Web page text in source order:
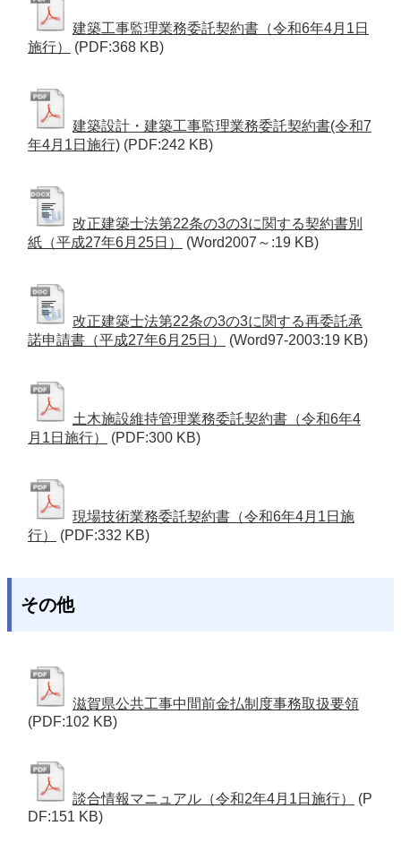
建築工事監理業務委託契約書（令和6年4月1日
施行）
(PDF:368 KB)
建築設計・建築工事監理業務委託契約書(令和7
年4月1日施行) (PDF:242 KB)
改正建築士法第22条の3の3に関する契約書別
紙（平成27年6月25日）
(Word2007～:19 KB)
改正建築士法第22条の3の3に関する再委託承
諾申請書（平成27年6月25日）
(Word97-2003:19 KB)
土木施設維持管理業務委託契約書（令和6年4
月1日施行）
(PDF:300 KB)
現場技術業務委託契約書（令和6年4月1日施
行）
(PDF:332 KB)
その他
滋賀県公共工事中間前金払制度事務取扱要領
(PDF:102 KB)
談合情報マニュアル（令和2年4月1日施行）
(P
DF:151 KB)